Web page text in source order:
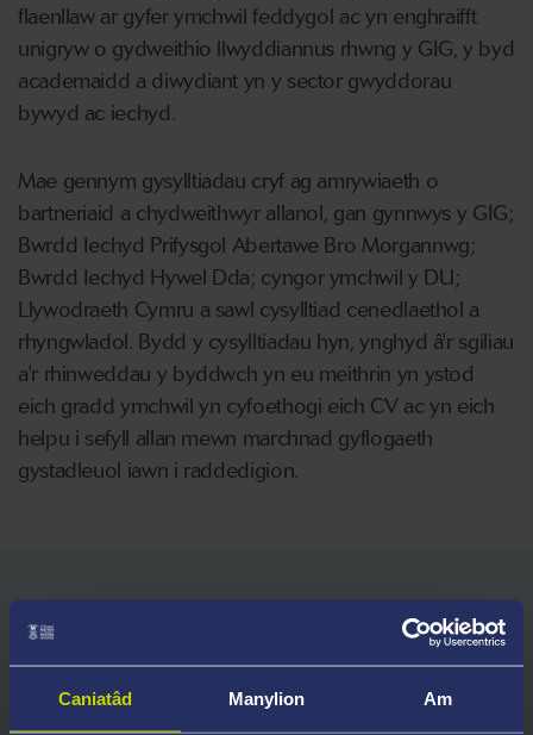
Caniatâd Manylion Am
flaenllaw ar gyfer ymchwil feddygol ac yn enghraifft
unigryw o gydweithio llwyddiannus rhwng y GIG, y byd
academaidd a diwydiant yn y sector gwyddorau
bywyd ac iechyd.
Mae gennym gysylltiadau cryf ag amrywiaeth o
bartneriaid a chydweithwyr allanol, gan gynnwys y GIG;
Bwrdd Iechyd Prifysgol Abertawe Bro Morgannwg;
Bwrdd Iechyd Hywel Dda; cyngor ymchwil y DU;
Llywodraeth Cymru a sawl cysylltiad cenedlaethol a
rhyngwladol. Bydd y cysylltiadau hyn, ynghyd â'r sgiliau
a'r rhinweddau y byddwch yn eu meithrin yn ystod
eich gradd ymchwil yn cyfoethogi eich CV ac yn eich
helpu i sefyll allan mewn marchnad gyflogaeth
gystadleuol iawn i raddedigion.
Gofynion Mynediad
Bydd y Brifysgol yn ystyried ceisiadau gan fyfyrwyr
sy'n cynnig ystod eang o gymwysterau.